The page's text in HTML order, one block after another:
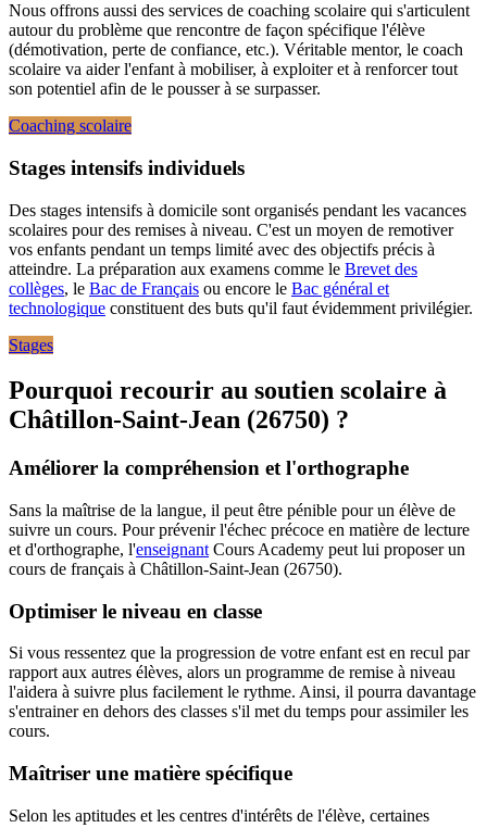
Nous offrons aussi des services de coaching scolaire qui s'articulent
autour du problème que rencontre de façon spécifique l'élève
(démotivation, perte de confiance, etc.). Véritable mentor, le coach
scolaire va aider l'enfant à mobiliser, à exploiter et à renforcer tout
son potentiel afin de le pousser à se surpasser.
Coaching scolaire
Stages intensifs individuels
Des stages intensifs à domicile sont organisés pendant les vacances
scolaires pour des remises à niveau. C'est un moyen de remotiver
vos enfants pendant un temps limité avec des objectifs précis à
atteindre. La préparation aux examens comme le Brevet des
collèges, le Bac de Français ou encore le Bac général et
technologique constituent des buts qu'il faut évidemment privilégier.
Stages
Pourquoi recourir au soutien scolaire à
Châtillon-Saint-Jean (26750) ?
Améliorer la compréhension et l'orthographe
Sans la maîtrise de la langue, il peut être pénible pour un élève de
suivre un cours. Pour prévenir l'échec précoce en matière de lecture
et d'orthographe, l'enseignant Cours Academy peut lui proposer un
cours de français à Châtillon-Saint-Jean (26750).
Optimiser le niveau en classe
Si vous ressentez que la progression de votre enfant est en recul par
rapport aux autres élèves, alors un programme de remise à niveau
l'aidera à suivre plus facilement le rythme. Ainsi, il pourra davantage
s'entrainer en dehors des classes s'il met du temps pour assimiler les
cours.
Maîtriser une matière spécifique
Selon les aptitudes et les centres d'intérêts de l'élève, certaines